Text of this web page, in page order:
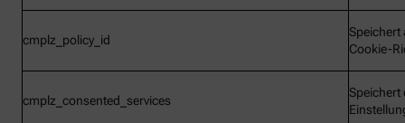
cmplz_policy_id
Speichert
Cookie-
cmplz_consented_services
Speichert